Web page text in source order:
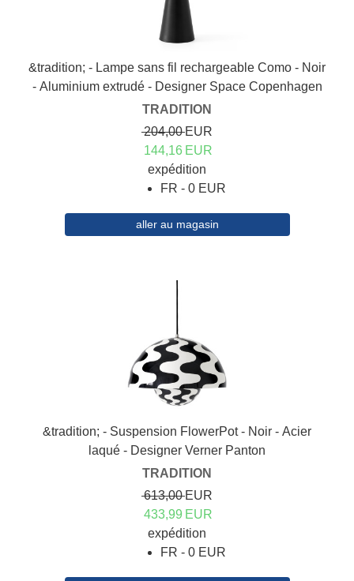
&tradition; - Lampe sans fil rechargeable Como - Noir
- Aluminium extrudé - Designer Space Copenhagen
TRADITION
204,00EUR
144,16 EUR
expédition
FR - 0 EUR
aller au magasin
&tradition; - Suspension FlowerPot - Noir - Acier
laqué - Designer Verner Panton
TRADITION
613,00EUR
433,99 EUR
expédition
FR - 0 EUR